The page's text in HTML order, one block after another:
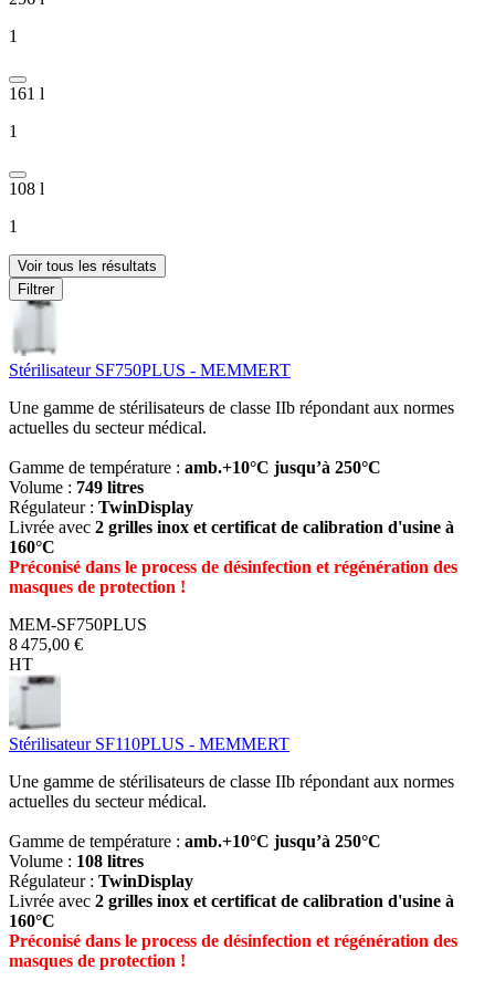
1
161 l
1
108 l
1
Voir tous les résultats
Filtrer
Stérilisateur SF750PLUS - MEMMERT
Une gamme de stérilisateurs de classe IIb répondant aux normes
actuelles du secteur médical.
Gamme de température : amb.+10°C jusqu’à 250°C
Volume : 749 litres
Régulateur : TwinDisplay
Livrée avec 2 grilles inox et certificat de calibration d'usine à
160°C
Préconisé dans le process de désinfection et régénération des
masques de protection !
MEM-SF750PLUS
8 475,00 €
HT
Stérilisateur SF110PLUS - MEMMERT
Une gamme de stérilisateurs de classe IIb répondant aux normes
actuelles du secteur médical.
Gamme de température : amb.+10°C jusqu’à 250°C
Volume : 108 litres
Régulateur : TwinDisplay
Livrée avec 2 grilles inox et certificat de calibration d'usine à
160°C
Préconisé dans le process de désinfection et régénération des
masques de protection !